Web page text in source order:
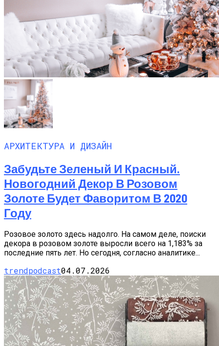
АРХИТЕКТУРА И ДИЗАЙН
Забудьте Зеленый И Красный.
Новогодний Декор В Розовом
Золоте Будет Фаворитом В 2020
Году
Розовое золото здесь надолго. На самом деле, поиски
декора в розовом золоте выросли всего на 1,183% за
последние пять лет. Но сегодня, согласно аналитике...
trendpodcast04.07.2026